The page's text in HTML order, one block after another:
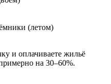
(летом)
и оплачиваете жильё
на 30–60%.